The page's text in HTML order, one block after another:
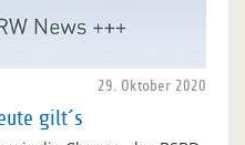
29. Oktober 2020
gilt´s